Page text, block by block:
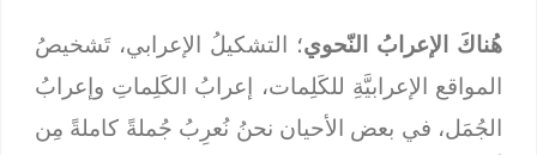
هُناكَ الإعرابُ النّحوي؛ التشكيلُ الإعرابي، تَشخيصُ
المواقع الإعرابيَّةِ للكَلِمات، إعرابُ الكَلِماتِ وإعرابُ
الجُمَل، في بعض الأحيان نحنُ نُعرِبُ جُملةً كاملةً مِن